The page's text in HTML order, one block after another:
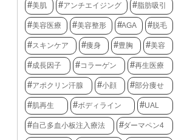
美肌 アンチエイジング 脂肪吸引
美容医療 美容整形 AGA 脱毛
スキンケア 痩身 豊胸 美容
成長因子 コラーゲン 再生医療
アポクリン汗腺 小顔 部分痩せ
肌再生 ボディライン UAL
自己多血小板注入療法 ダーマペン4